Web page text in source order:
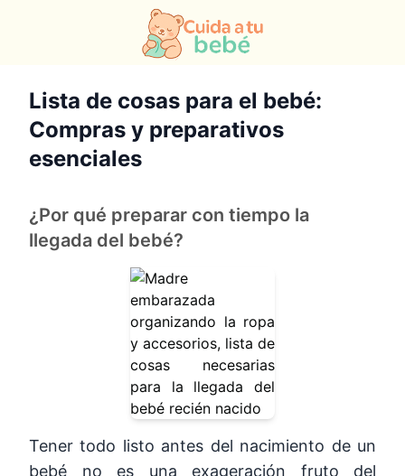
Lista de cosas para el bebé:
Compras y preparativos
esenciales
¿Por qué preparar con tiempo la
llegada del bebé?
Tener todo listo antes del nacimiento de un
bebé no es una exageración fruto del